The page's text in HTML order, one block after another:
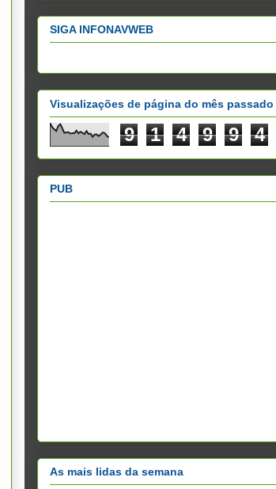
SIGA INFONAVWEB
Visualizações de página do mês passado
9 1 4 9 9 4
PUB
As mais lidas da semana